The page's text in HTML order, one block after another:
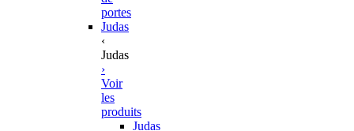
portes
Judas
‹
Judas
›
Voir
les
produits
Judas